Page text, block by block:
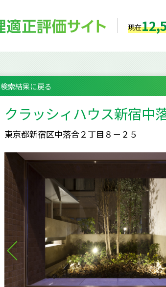
現在
検索結果に戻る
クラッシィハウス新宿中
東京都新宿区中落合２丁目８－２５